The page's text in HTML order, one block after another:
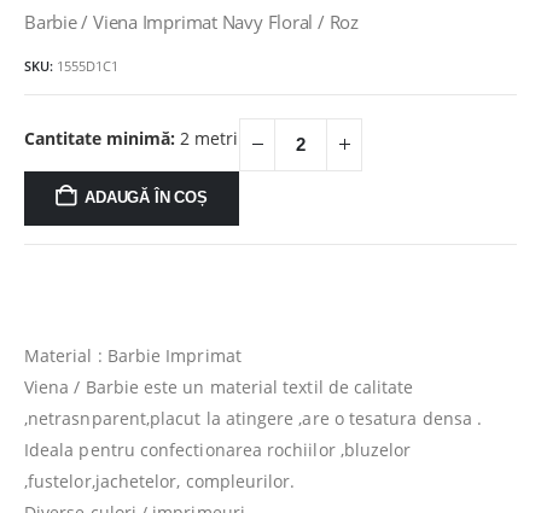
a
40.00lei.
este:
Barbie / Viena Imprimat Navy Floral / Roz
SKU: 1555D1C1
Cantitate minimă: 2 metri
ADAUGĂ ÎN COȘ
Material : Barbie Imprimat
Viena / Barbie este un material textil de calitate
,netrasnparent,placut la atingere ,are o tesatura densa .
Ideala pentru confectionarea rochiilor ,bluzelor
,fustelor,jachetelor, compleurilor.